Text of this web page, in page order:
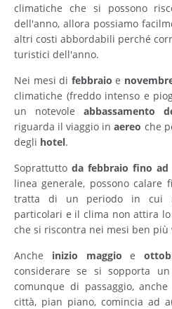
climatiche che si possono
dell'anno, allora possiamo
altri costi abbordabili perché
turistici dell'anno.
Nei mesi di febbraio e
climatiche (freddo intenso e
un notevole abbassamento
riguarda il viaggio inaereo che
degli hotel.
Soprattuttoda febbraio fino ad
linea generale, possono calare
tratta di un periodo in cui
particolari e il clima non attira
che si riscontra nei mesi ben più
Anche inizio maggio e
considerare se si sopporta
comunque di passaggio,
città, pian piano, comincia ad